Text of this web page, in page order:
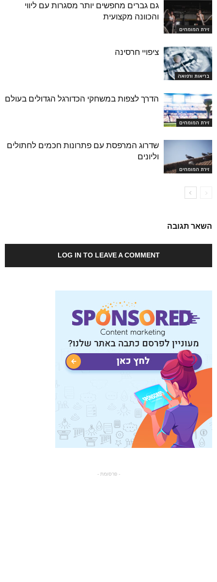
זירת המומחים
גם גברים מחפשים יותר מסגרות עם ליווי
והכוונה מקצועית
בריאות ורפואה
ציפויי חרסינה
זירת המומחים
הדרך לצפות במשחקי הכדורגל הגדולים בעולם
זירת המומחים
שדרוג המרפסת עם פתרונות חכמים לחתולים
וליונים
השאר תגובה
LOG IN TO LEAVE A COMMENT
- פרסומת -